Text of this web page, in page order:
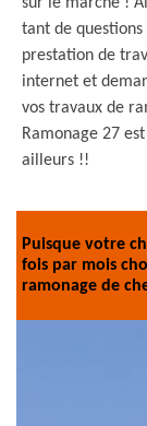
tant de questions
prestation de
internet et
vos travaux de
Ramonage 27
ailleurs !!
Puisque votre
fois par mois
ramonage de